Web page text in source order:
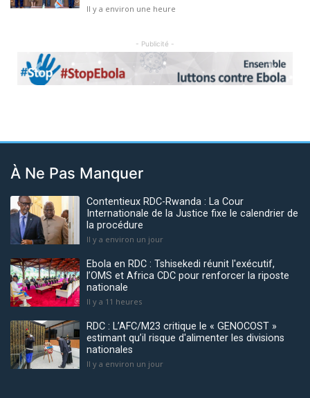
Il y a environ une heure
- Publicité -
Previous Next
À Ne Pas Manquer
Contentieux RDC-Rwanda : La Cour
Internationale de la Justice fixe le calendrier de
la procédure
Il y a environ un jour
Ebola en RDC : Tshisekedi réunit l'exécutif,
l’OMS et Africa CDC pour renforcer la riposte
nationale
Il y a 11 heures
RDC : L’AFC/M23 critique le « GENOCOST »
estimant qu’il risque d'alimenter les divisions
nationales
Il y a environ un jour